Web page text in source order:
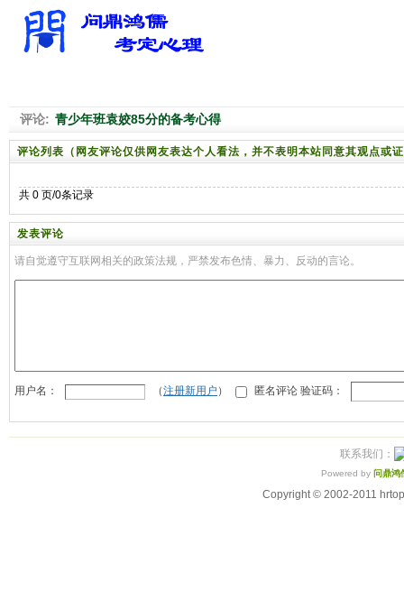
评论: 青少年班袁姣85分的备考心得
评论列表（网友评论仅供网友表达个人看法，并不表明本站同意其观点或
共 0 页/0条记录
发表评论
请自觉遵守互联网相关的政策法规，严禁发布色情、暴力、反动的言论。
用户名： （注册新用户 ） 匿名评论 验证码：
联系我们：
Powered by 问鼎鸿
Copyright © 2002-2011